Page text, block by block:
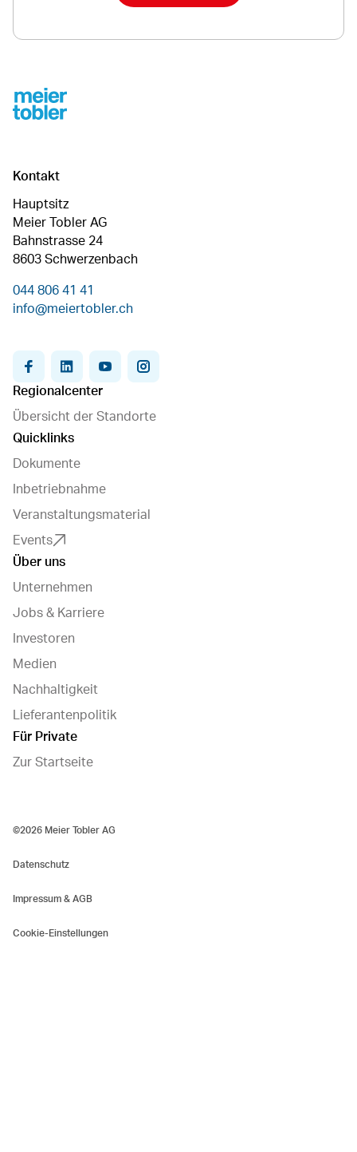
Footer
Kontakt
Hauptsitz
Meier Tobler AG
Bahnstrasse 24
8603 Schwerzenbach
044 806 41 41
info@meiertobler.ch
facebooklinkedin youtubeinstagram
Regionalcenter
Übersicht der Standorte
Quicklinks
Dokumente
Inbetriebnahme
Veranstaltungsmaterial
Events
Über uns
Unternehmen
Jobs & Karriere
Investoren
Medien
Nachhaltigkeit
Lieferantenpolitik
Für Private
Zur Startseite
©2026 Meier Tobler AG
Datenschutz
Impressum & AGB
Cookie-Einstellungen